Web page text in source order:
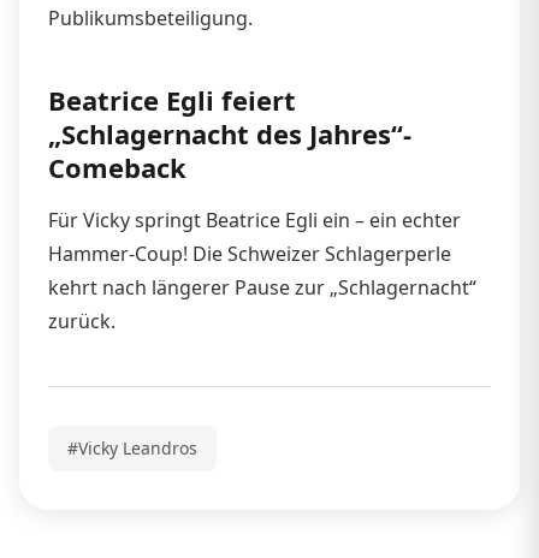
Publikumsbeteiligung.
Beatrice Egli feiert
„Schlagernacht des Jahres“-
Comeback
Für Vicky springt Beatrice Egli ein – ein echter
Hammer-Coup! Die Schweizer Schlagerperle
kehrt nach längerer Pause zur „Schlagernacht“
zurück.
#Vicky Leandros